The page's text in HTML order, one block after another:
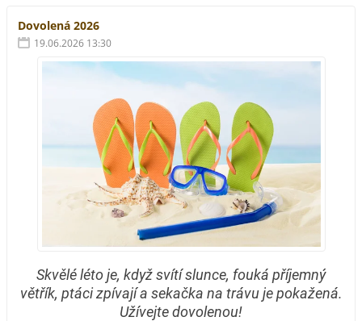
Dovolená 2026
19.06.2026 13:30
Skvělé léto je, když svítí slunce, fouká příjemný
větřík, ptáci zpívají a sekačka na trávu je pokažená.
Užívejte dovolenou!